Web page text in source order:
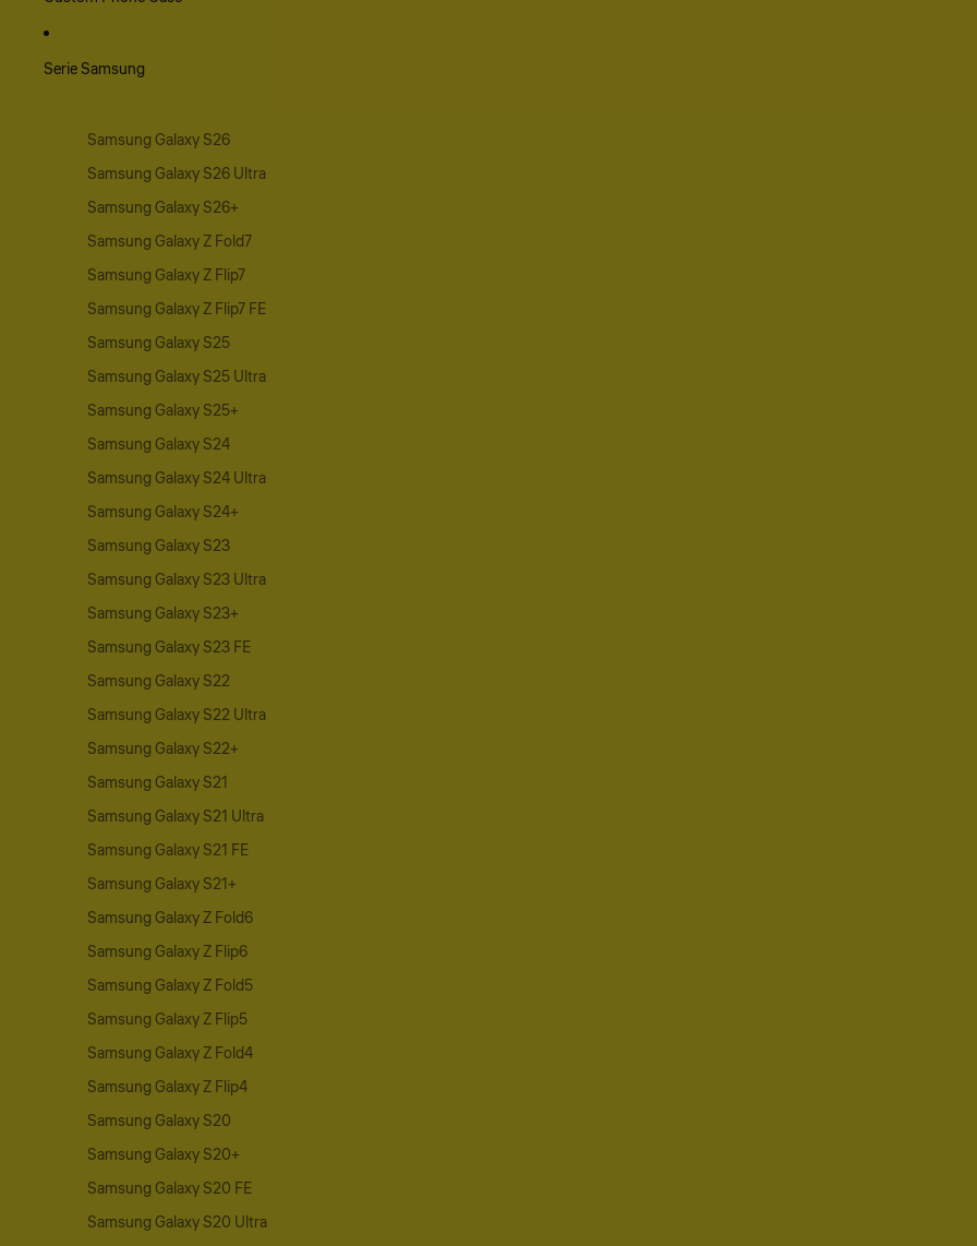
Serie Samsung
Samsung Galaxy S26
Samsung Galaxy S26 Ultra
Samsung Galaxy S26+
Samsung Galaxy Z Fold7
Samsung Galaxy Z Flip7
Samsung Galaxy Z Flip7 FE
Samsung Galaxy S25
Samsung Galaxy S25 Ultra
Samsung Galaxy S25+
Samsung Galaxy S24
Samsung Galaxy S24 Ultra
Samsung Galaxy S24+
Samsung Galaxy S23
Samsung Galaxy S23 Ultra
Samsung Galaxy S23+
Samsung Galaxy S23 FE
Samsung Galaxy S22
Samsung Galaxy S22 Ultra
Samsung Galaxy S22+
Samsung Galaxy S21
Samsung Galaxy S21 Ultra
Samsung Galaxy S21 FE
Samsung Galaxy S21+
Samsung Galaxy Z Fold6
Samsung Galaxy Z Flip6
Samsung Galaxy Z Fold5
Samsung Galaxy Z Flip5
Samsung Galaxy Z Fold4
Samsung Galaxy Z Flip4
Samsung Galaxy S20
Samsung Galaxy S20+
Samsung Galaxy S20 FE
Samsung Galaxy S20 Ultra